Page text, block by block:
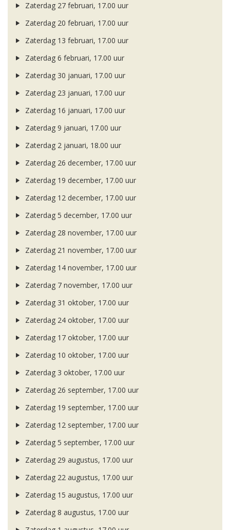
Zaterdag 27 februari, 17.00 uur
Zaterdag 20 februari, 17.00 uur
Zaterdag 13 februari, 17.00 uur
Zaterdag 6 februari, 17.00 uur
Zaterdag 30 januari, 17.00 uur
Zaterdag 23 januari, 17.00 uur
Zaterdag 16 januari, 17.00 uur
Zaterdag 9 januari, 17.00 uur
Zaterdag 2 januari, 18.00 uur
Zaterdag 26 december, 17.00 uur
Zaterdag 19 december, 17.00 uur
Zaterdag 12 december, 17.00 uur
Zaterdag 5 december, 17.00 uur
Zaterdag 28 november, 17.00 uur
Zaterdag 21 november, 17.00 uur
Zaterdag 14 november, 17.00 uur
Zaterdag 7 november, 17.00 uur
Zaterdag 31 oktober, 17.00 uur
Zaterdag 24 oktober, 17.00 uur
Zaterdag 17 oktober, 17.00 uur
Zaterdag 10 oktober, 17.00 uur
Zaterdag 3 oktober, 17.00 uur
Zaterdag 26 september, 17.00 uur
Zaterdag 19 september, 17.00 uur
Zaterdag 12 september, 17.00 uur
Zaterdag 5 september, 17.00 uur
Zaterdag 29 augustus, 17.00 uur
Zaterdag 22 augustus, 17.00 uur
Zaterdag 15 augustus, 17.00 uur
Zaterdag 8 augustus, 17.00 uur